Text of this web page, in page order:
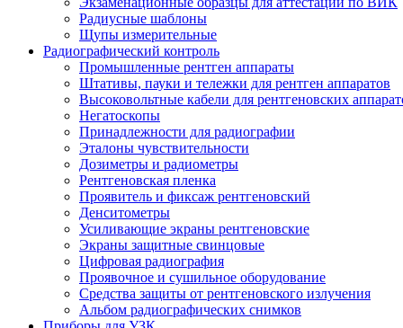
Радиусные шаблоны
Щупы измерительные
Радиографический контроль
Промышленные рентген аппараты
Штативы, пауки и тележки для рентген аппаратов
Высоковольтные кабели для рентгеновских
Негатоскопы
Принадлежности для радиографии
Эталоны чувствительности
Дозиметры и радиометры
Рентгеновская пленка
Проявитель и фиксаж рентгеновский
Денситометры
Усиливающие экраны рентгеновские
Экраны защитные свинцовые
Цифровая радиография
Проявочное и сушильное оборудование
Средства защиты от рентгеновского излучения
Альбом радиографических снимков